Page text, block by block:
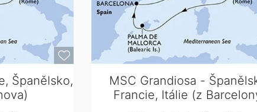
Španělsko,
MSC Grandiosa -
Francie, Itálie (z